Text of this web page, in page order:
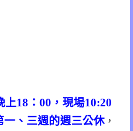
18：00，現場10:20
、三週的週三公休 ，